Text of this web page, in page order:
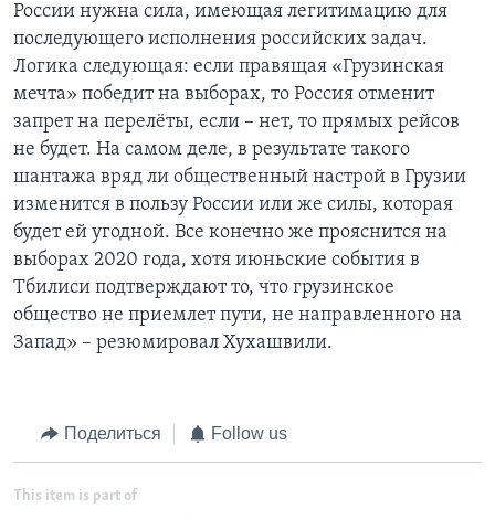
России нужна сила, имеющая легитимацию для
последующего исполнения российских задач.
Логика следующая: если правящая «Грузинская
мечта» победит на выборах, то Россия отменит
запрет на перелёты, если – нет, то прямых рейсов
не будет. На самом деле, в результате такого
шантажа вряд ли общественный настрой в Грузии
изменится в пользу России или же силы, которая
будет ей угодной. Все конечно же прояснится на
выборах 2020 года, хотя июньские события в
Тбилиси подтверждают то, что грузинское
общество не приемлет пути, не направленного на
Запад» – резюмировал Хухашвили.
Поделиться Follow us
This item is part of